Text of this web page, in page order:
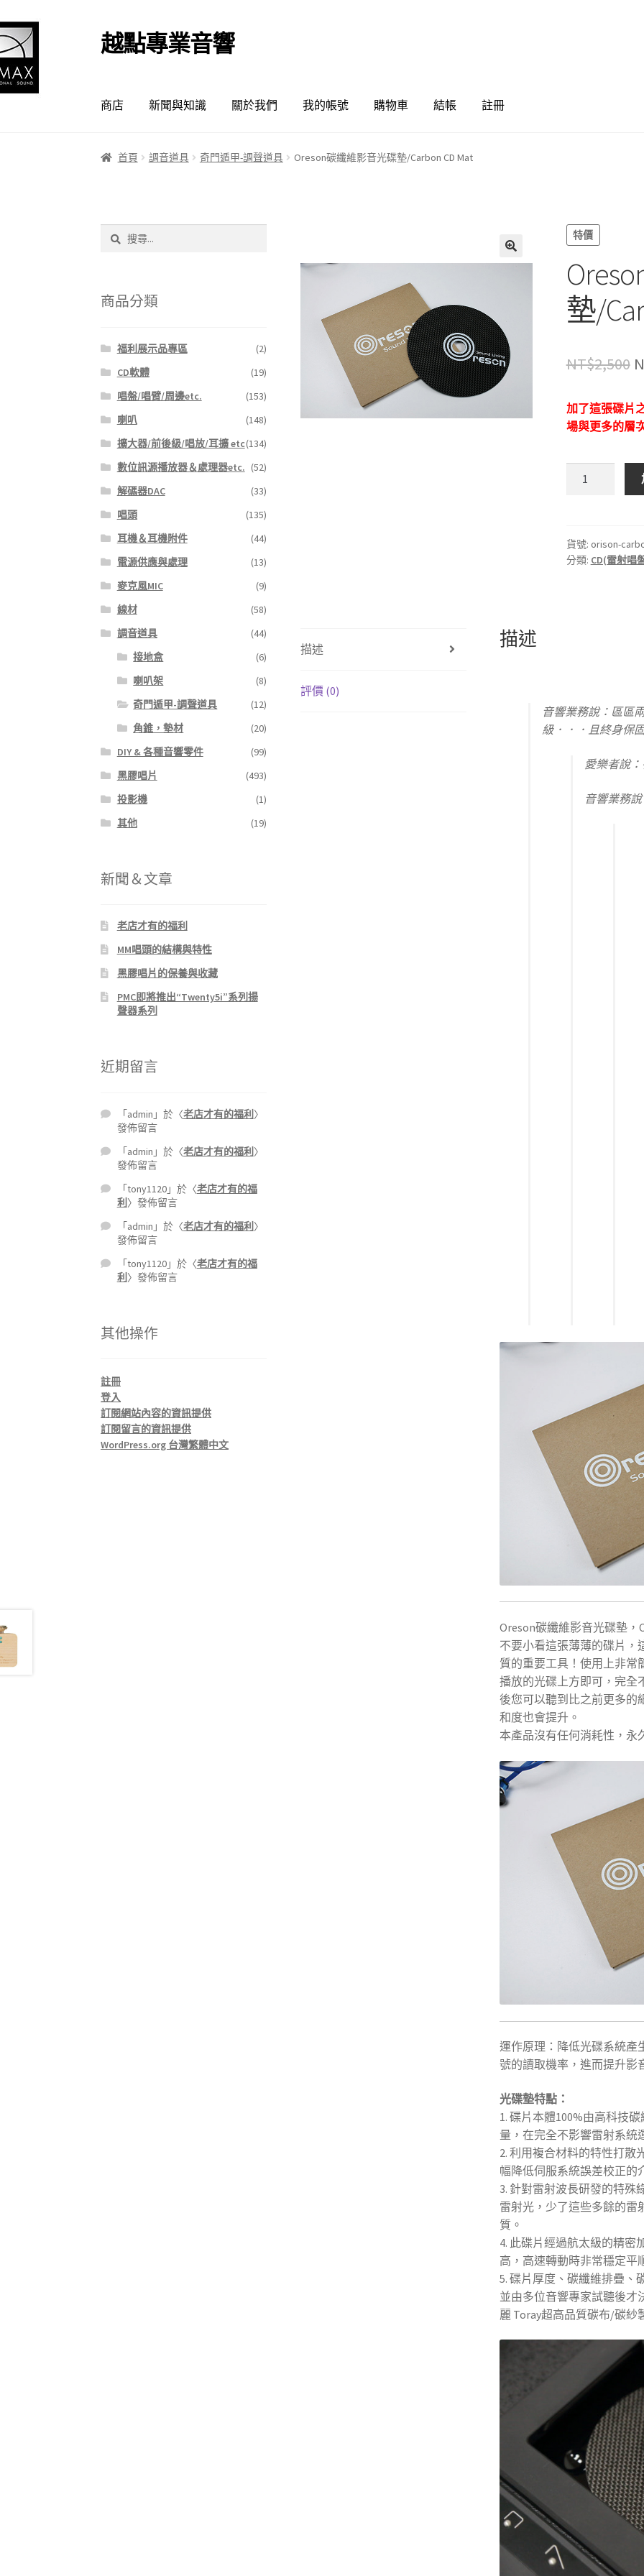
跳
至
列
跳
至
內
越點專業音響
商店 新聞與知識 關於我們 我的帳號 購物車 結帳 註冊
首頁 調音道具 奇門遁甲-調聲道具 Oreson碳纖維影音光碟墊/Carbon CD Mat
特價
🔍
墊/
NT$2,500
加了這張碟片
場與更多的層
影
音
貨號: orison-
分類: CD(雷射唱
描述
評價 (0)
描述
音響業務說：區區
級．．．且終身保
愛樂者說
音響業務
Oreson碳纖維影音光碟墊，
不要小看這張薄薄的碟片，
質的重要工具！使用上非常
播放的光碟上方即可，完全
後您可以聽到比之前更多的
和度也會提升。
本產品沒有任何消耗性，永
運作原理：降低光碟系統產
號的讀取機率，進而提升影
光碟墊特點：
1. 碟片本體100%由高科技
量，在完全不影響雷射系統
2. 利用複合材料的特性打散
幅降低伺服系統誤差校正的
3. 針對雷射波長研發的特殊
雷射光，少了這些多餘的雷
質。
4. 此碟片經過航太級的精密
高，高速轉動時非常穩定平
5. 碟片厚度、碳纖維排疊、
並由多位音響專家試聽後才
麗 Toray超高品質碳布/碳紗
字:
商品分類
福利展示品專區
(2)
CD軟體
(19)
唱盤/唱臂/周邊etc.
(153)
喇叭
(148)
擴大器/前後級/唱放/耳擴 etc(134)
數位訊源播放器＆處理器etc. (52)
解碼器DAC
(33)
唱頭
(135)
耳機＆耳機附件
(44)
電源供應與處理
(13)
麥克風MIC
(9)
線材
(58)
調音道具
(44)
接地盒
(6)
喇叭架
(8)
奇門遁甲-調聲道具
(12)
角錐，墊材
(20)
DIY & 各種音響零件
(99)
黑膠唱片
(493)
投影機
(1)
其他
(19)
新聞＆文章
老店才有的福利
MM唱頭的結構與特性
黑膠唱片的保養與收藏
PMC即將推出“Twenty5i”系列揚
聲器系列
近期留言
「admin 」於〈老店才有的福利 〉
發佈留言
「admin 」於〈老店才有的福利 〉
發佈留言
「tony1120」於〈老店才有的福
利 〉發佈留言
「admin 」於〈老店才有的福利 〉
發佈留言
「tony1120」於〈老店才有的福
利 〉發佈留言
其他操作
註冊
登入
訂閱網站內容的資訊提供
訂閱留言的資訊提供
WordPress.org 台灣繁體中文